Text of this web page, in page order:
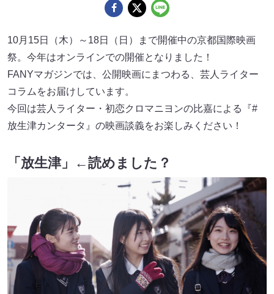
10月15日（木）～18日（日）まで開催中の京都国際映画
祭。今年はオンラインでの開催となりました！
FANYマガジンでは、公開映画にまつわる、芸人ライター
コラムをお届けしています。
今回は芸人ライター・初恋クロマニヨンの比嘉による『#
放生津カンタータ』の映画談義をお楽しみください！
「放生津」←読めました？